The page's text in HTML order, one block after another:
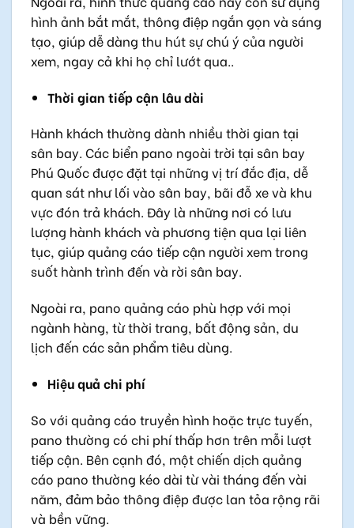
hình ảnh bắt mắt, thông điệp ngắn gọn và sáng
tạo, giúp dễ dàng thu hút sự chú ý của người
xem, ngay cả khi họ chỉ lướt qua..
Thời gian tiếp cận lâu dài
Hành khách thường dành nhiều thời gian tại
sân bay. Các biển pano ngoài trời tại sân bay
Phú Quốc được đặt tại những vị trí đắc địa, dễ
quan sát như lối vào sân bay, bãi đỗ xe và khu
vực đón trả khách. Đây là những nơi có lưu
lượng hành khách và phương tiện qua lại liên
tục, giúp quảng cáo tiếp cận người xem trong
suốt hành trình đến và rời sân bay.
Ngoài ra, pano quảng cáo phù hợp với mọi
ngành hàng, từ thời trang, bất động sản, du
lịch đến các sản phẩm tiêu dùng.
Hiệu quả chi phí
So với quảng cáo truyền hình hoặc trực tuyến,
pano thường có chi phí thấp hơn trên mỗi lượt
tiếp cận. Bên cạnh đó, một chiến dịch quảng
cáo pano thường kéo dài từ vài tháng đến vài
năm, đảm bảo thông điệp được lan tỏa rộng rãi
và bền vững.